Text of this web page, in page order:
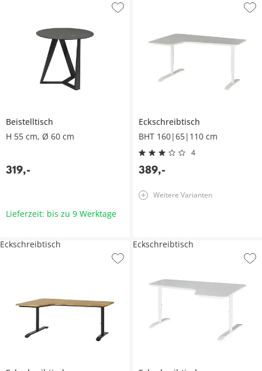
Beistelltisch
H 55 cm, Ø 60 cm
319,-
Lieferzeit: bis zu 9 Werktage
Eckschreibtisch
BHT 160|65|110 cm
4
389,-
Weitere Varianten
Eckschreibtisch Eckschreibtisch